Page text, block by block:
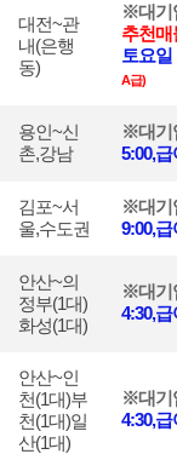
대전~관
내(은행
동)
※대기
추천매
토요
A급)
용인~신
촌,강남
※대기
5:00,
김포~서
울,수도권
※대기
9:00,
안산~의
정부(1대)
화성(1대)
※대기
4:30,
안산~인
천(1대)부
천(1대)일
산(1대)
※대기
4:30,